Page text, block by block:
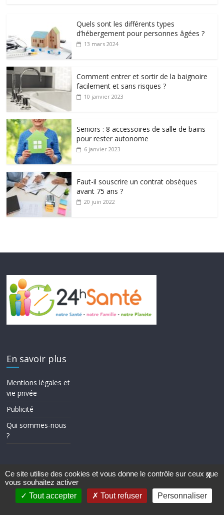
Quels sont les différents types
d’hébergement pour personnes âgées ?
13 mars 2024
Comment entrer et sortir de la baignoire
facilement et sans risques ?
10 janvier 2023
Seniors : 8 accessoires de salle de bains
pour rester autonome
6 janvier 2023
Faut-il souscrire un contrat obsèques
avant 75 ans ?
20 juin 2022
En savoir plus
Mentions légales et
vie privée
Publicité
Qui sommes-nous
?
Copyright © 2026
Theme ColorMag par
ThemeGrill.. Propulsé parWordPress.
X
Ce site utilise des cookies et vous donne le contrôle sur ceux que
vous souhaitez activer
Tout accepter
Tout refuser Personnaliser